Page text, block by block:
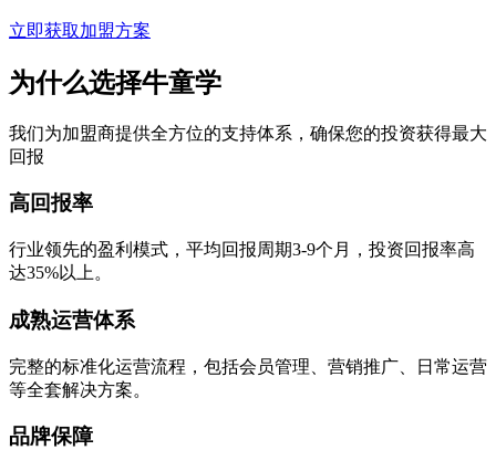
立即获取加盟方案
为什么选择牛童学
我们为加盟商提供全方位的支持体系，确保您的投资获得最大
回报
高回报率
行业领先的盈利模式，平均回报周期3-9个月，投资回报率高
达35%以上。
成熟运营体系
完整的标准化运营流程，包括会员管理、营销推广、日常运营
等全套解决方案。
品牌保障